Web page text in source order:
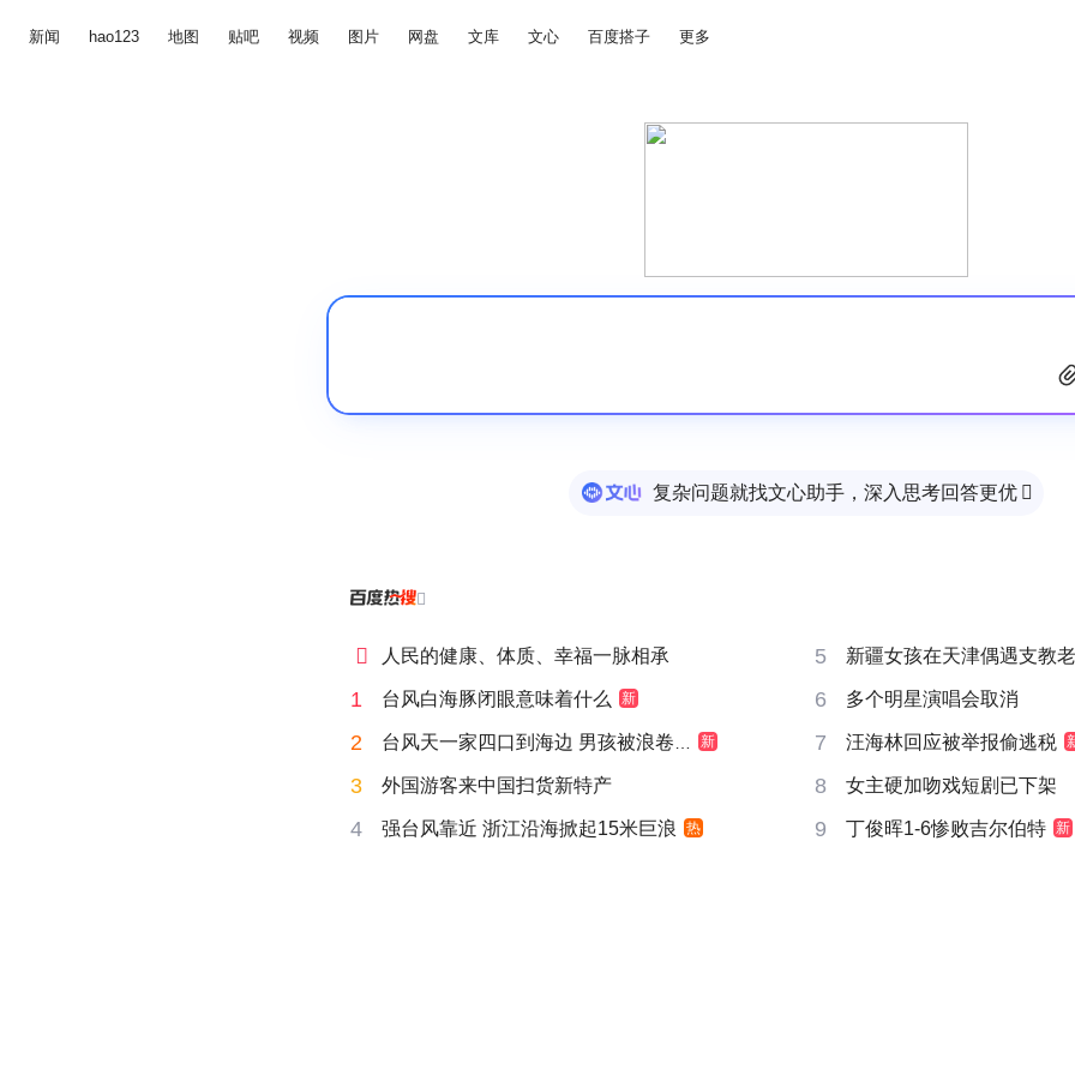
新闻 hao123 地图 贴吧 视频 图片 网盘 文库 文心 百度搭子 更多
复杂问题就找文心助手，深入思考回答更优 

 人民的健康、体质、幸福一脉相承 5 新疆女孩在天津偶遇支教
1 台风白海豚闭眼意味着什么 新 6 多个明星演唱会取消
2 台风天一家四口到海边 男孩被浪卷走 新 7 汪海林回应被举报偷逃税
3 外国游客来中国扫货新特产 8 女主硬加吻戏短剧已下架
4 强台风靠近 浙江沿海掀起15米巨浪 热 9 丁俊晖1-6惨败吉尔伯特 新